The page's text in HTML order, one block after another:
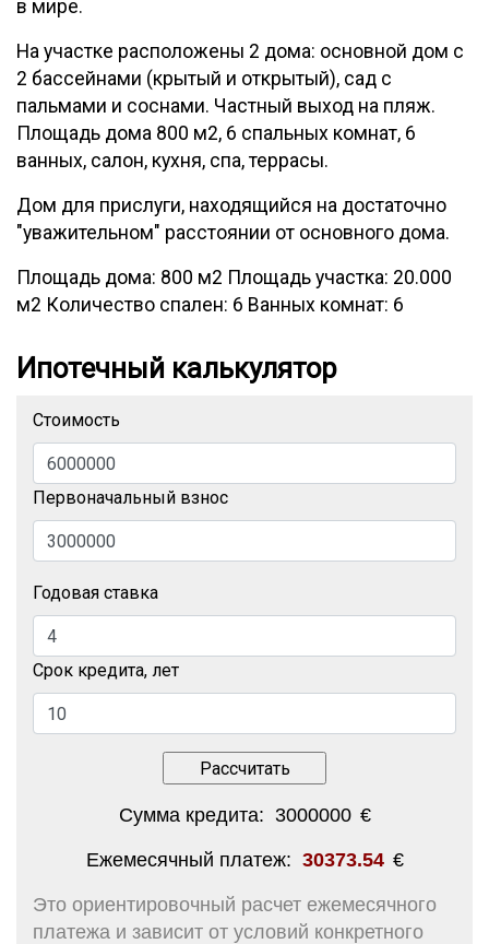
в мире.
На участке расположены 2 дома: основной дом с
2 бассейнами (крытый и открытый), сад с
пальмами и соснами. Частный выход на пляж.
Площадь дома 800 м2, 6 спальных комнат, 6
ванных, салон, кухня, спа, террасы.
Дом для прислуги, находящийся на достаточно
"уважительном" расстоянии от основного дома.
Площадь дома: 800 м2 Площадь участка: 20.000
м2 Количество спален: 6 Ванных комнат: 6
Ипотечный калькулятор
Стоимость
Первоначальный взнос
Годовая ставка
Срок кредита, лет
Сумма кредита: 3000000 €
Ежемесячный платеж: 30373.54 €
Это ориентировочный расчет ежемесячного
платежа и зависит от условий конкретного